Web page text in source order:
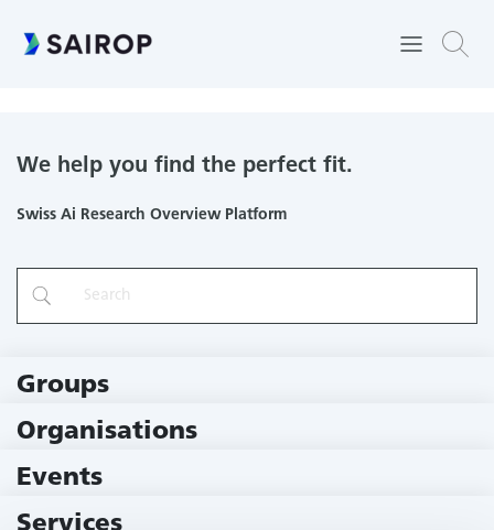
We help you find the perfect fit.
Swiss Ai Research Overview Platform
Groups
Organisations
Events